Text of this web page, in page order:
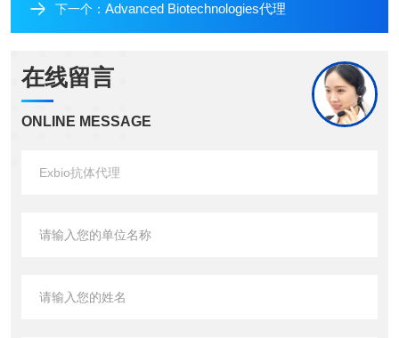
下一个： Advanced Biotechnologies代理
在线留言
ONLINE MESSAGE